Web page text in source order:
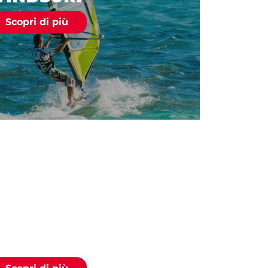
Scopri di più